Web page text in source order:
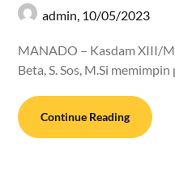
admin, 10/05/2023
MANADO – Kasdam XIII/
Beta, S. Sos, M.Si
Continue Reading